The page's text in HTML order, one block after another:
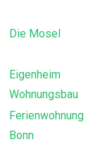
Die Mosel
Eigenheim
Wohnungsbau
Ferienwohnung
Bonn